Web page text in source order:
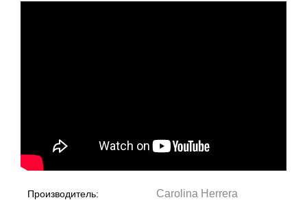
Производитель: Carolina Herrera